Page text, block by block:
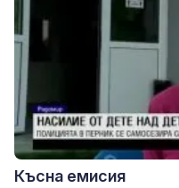
Късна емисия